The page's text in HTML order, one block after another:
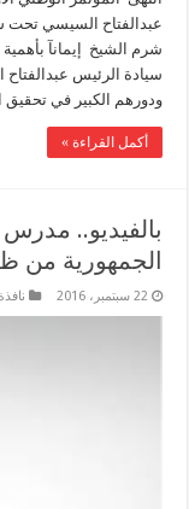
عبدالفتاح السيسي تحت
شرم الشيخ إيمانآ
سيادة الرئيس
ودورهم الكبير في
أكمل القراءة »
بالفيديو..
الجمهورية من
22 سبتمبر، 2016